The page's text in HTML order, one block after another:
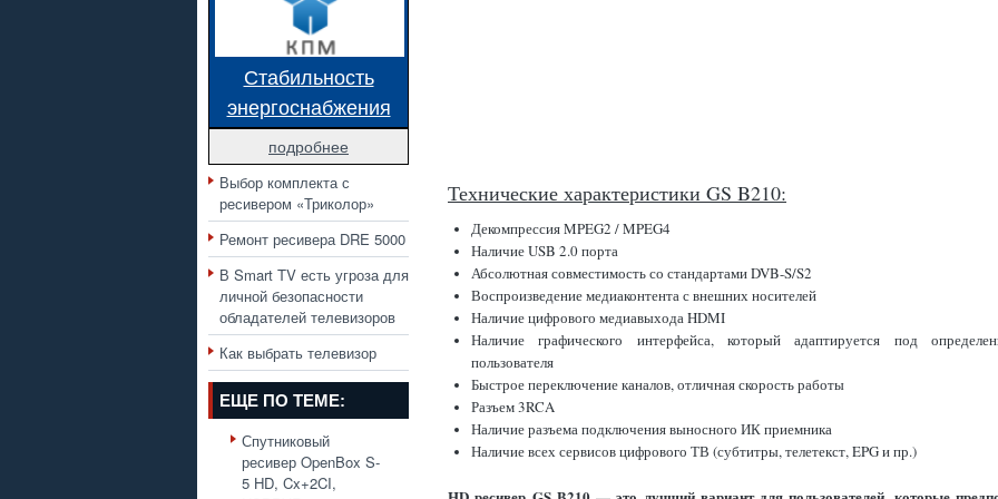
Стабильность
энергоснабжения
подробнее
Выбор комплекта с
ресивером «Триколор»
Ремонт ресивера DRE 5000
В Smart TV есть угроза для
личной безопасности
обладателей телевизоров
Как выбрать телевизор
ЕЩЕ ПО ТЕМЕ:
Спутниковый
ресивер OpenBox S-
5 HD, Cx+2CI,
Технические характеристики GS B210:
Декомпрессия MPEG2 / MPEG4
Наличие USB 2.0 порта
Абсолютная совместимость со стандартами DVB-S/S2
Воспроизведение медиаконтента с внешних носителей
Наличие цифрового медиавыхода HDMI
Наличие графического интерфейса, который адаптируется под
пользователя
Быстрое переключение каналов, отличная скорость работы
Разъем 3RCA
Наличие разъема подключения выносного ИК приемника
Наличие всех сервисов цифрового ТВ (субтитры, телетекст, EPG и пр.)